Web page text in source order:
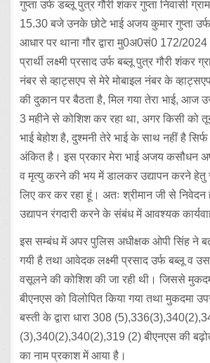
गुप्ता उर्फ डब्लू पुत्र गौरी शंकर गुप्ता निवासी
15.30 बजे उनके छोटे भाई अजय कुमार गुप्ता
आधार पर थाना गौर द्वारा मु0अ0सं0 172/
प्रार्थी लक्ष्मी प्रसाद उर्फ बब्लू पुत्र गौरी शंकर
नंबर से व्हाट्सएप से मेरे मोबाइल नंबर के
की दुकान पर बैठता है, मिल गया तेरा भाई, आज
3 महीने से कोशिश कर रहा था, अगर किसी को
भाई बेहोश है, दुश्मनी तेरे भाई के साथ नहीं है
अंकित है। इस प्रकार मेरा भाई अजय कसौधन
व मृत्यु करने की भय में डालकर उद्यापन करने हेतु
लिए कर कर रहा हूं। अतः श्रीमान जी से
उद्यापन रंगदारी करने के संबंध में आवश्यक
इस सम्बंध में अपर पुलिस अधीक्षक ओपी सिंह ने
गयी है तथा आवेदक लक्ष्मी प्रसाद उर्फ बब्लू व
वसूलने की कोशिश की जा रही थी। जिससे
बीएनएस को विलोपित किया गया तथा मुकदमा
बस्ती के द्वारा धारा 308
(3),340(2),340(2),319 (2) बीएनएस की
का नाम प्रकाश में आया है।